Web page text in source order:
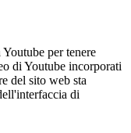
per tenere
di Youtube incorporati
del sito web sta
di